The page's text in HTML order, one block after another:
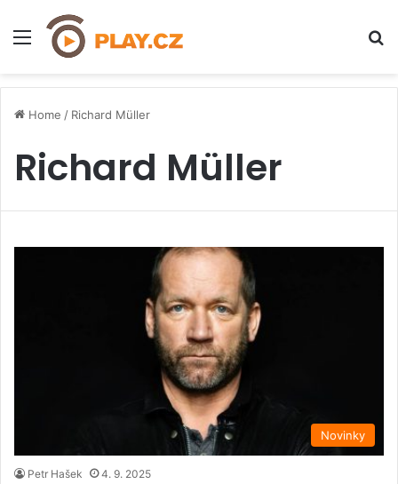
Menu
Home / Richard Müller
Richard Müller
Novinky
Petr Hašek 4. 9. 2025